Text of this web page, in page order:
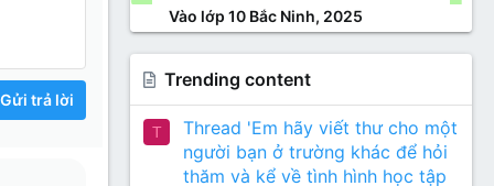
Gửi trả lời
Vào lớp 10 Bắc Ninh, 2025
Trending content
T
Thread 'Em hãy viết thư cho một
người bạn ở trường khác để hỏi
thăm và kể về tình hình học tập